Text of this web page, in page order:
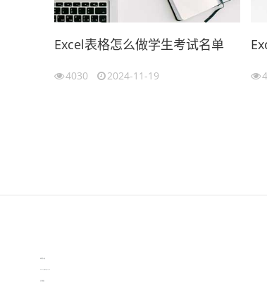
Excel表格怎么做学生考试名单
4030 2024-11-19